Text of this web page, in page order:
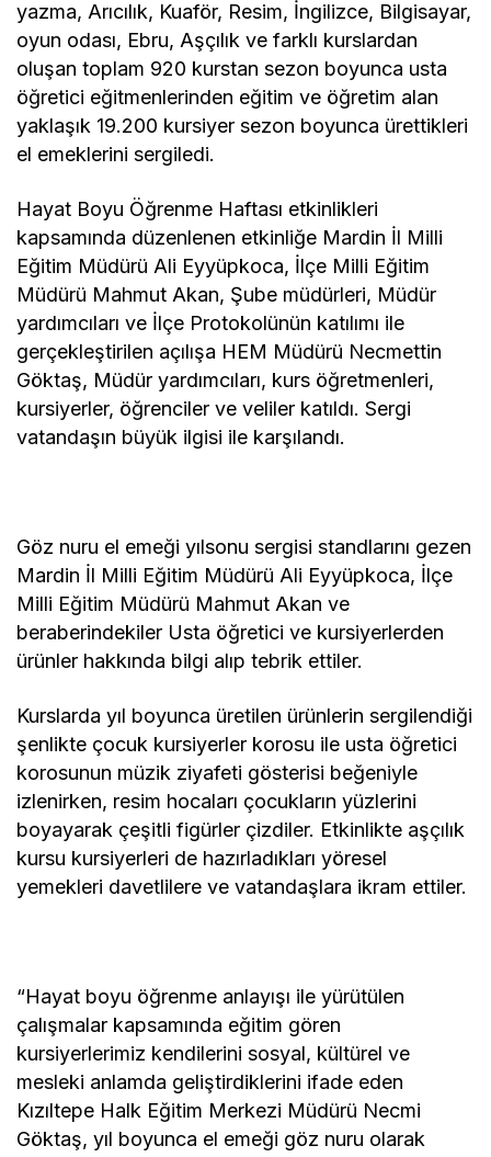
yazma, Arıcılık, Kuaför, Resim, İngilizce, Bilgisayar,
oyun odası, Ebru, Aşçılık ve farklı kurslardan
oluşan toplam 920 kurstan sezon boyunca usta
öğretici eğitmenlerinden eğitim ve öğretim alan
yaklaşık 19.200 kursiyer sezon boyunca ürettikleri
el emeklerini sergiledi.
Hayat Boyu Öğrenme Haftası etkinlikleri
kapsamında düzenlenen etkinliğe Mardin İl Milli
Eğitim Müdürü Ali Eyyüpkoca, İlçe Milli Eğitim
Müdürü Mahmut Akan, Şube müdürleri, Müdür
yardımcıları ve İlçe Protokolünün katılımı ile
gerçekleştirilen açılışa HEM Müdürü Necmettin
Göktaş, Müdür yardımcıları, kurs öğretmenleri,
kursiyerler, öğrenciler ve veliler katıldı. Sergi
vatandaşın büyük ilgisi ile karşılandı.
Göz nuru el emeği yılsonu sergisi standlarını gezen
Mardin İl Milli Eğitim Müdürü Ali Eyyüpkoca, İlçe
Milli Eğitim Müdürü Mahmut Akan ve
beraberindekiler Usta öğretici ve kursiyerlerden
ürünler hakkında bilgi alıp tebrik ettiler.
Kurslarda yıl boyunca üretilen ürünlerin sergilendiği
şenlikte çocuk kursiyerler korosu ile usta öğretici
korosunun müzik ziyafeti gösterisi beğeniyle
izlenirken, resim hocaları çocukların yüzlerini
boyayarak çeşitli figürler çizdiler. Etkinlikte aşçılık
kursu kursiyerleri de hazırladıkları yöresel
yemekleri davetlilere ve vatandaşlara ikram ettiler.
“Hayat boyu öğrenme anlayışı ile yürütülen
çalışmalar kapsamında eğitim gören
kursiyerlerimiz kendilerini sosyal, kültürel ve
mesleki anlamda geliştirdiklerini ifade eden
Kızıltepe Halk Eğitim Merkezi Müdürü Necmi
Göktaş, yıl boyunca el emeği göz nuru olarak